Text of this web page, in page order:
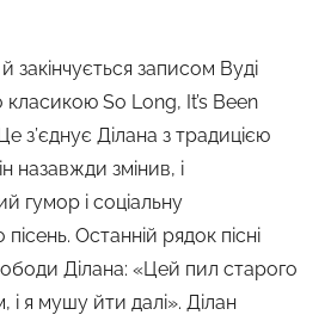
закінчується записом Вуді
класикою So Long, It’s Been
з’єднує Ділана з традицією
назавжди змінив, і
гумор і соціальну
Останній рядок пісні
Ділана: «Цей пил старого
і я мушу йти далі». Ділан